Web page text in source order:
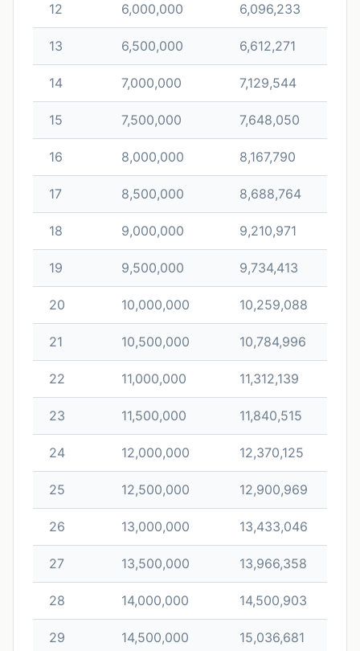
12 6,000,000 6,096,233
13 6,500,000 6,612,271
14 7,000,000 7,129,544
15 7,500,000 7,648,050
16 8,000,000 8,167,790
17 8,500,000 8,688,764
18 9,000,000 9,210,971
19 9,500,000 9,734,413
20 10,000,000 10,259,088
21 10,500,000 10,784,996
22 11,000,000 11,312,139
23 11,500,000 11,840,515
24 12,000,000 12,370,125
25 12,500,000 12,900,969
26 13,000,000 13,433,046
27 13,500,000 13,966,358
28 14,000,000 14,500,903
29 14,500,000 15,036,681